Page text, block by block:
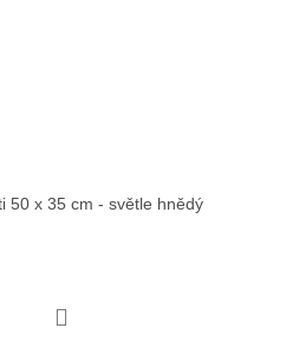
50 x 35 cm - světle hnědý